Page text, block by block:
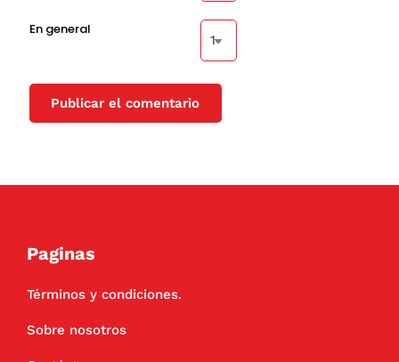
En general
Paginas
Términos y condiciones.
Sobre nosotros